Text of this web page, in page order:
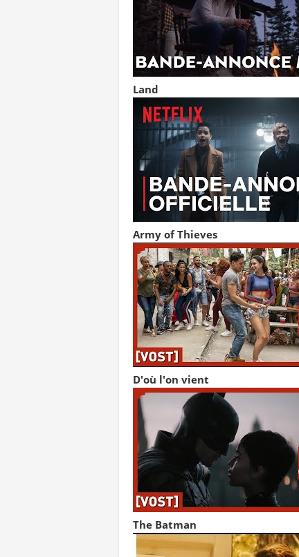
Land
Army of Thieves
D'où l'on vient
The Batman